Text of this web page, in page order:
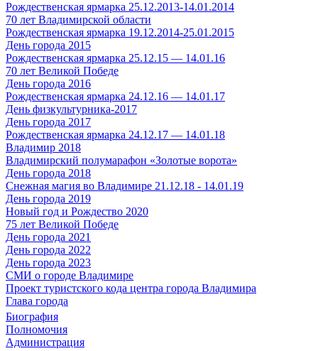
Рождественская ярмарка 25.12.2013-14.01.2014
70 лет Владимирской области
Рождественская ярмарка 19.12.2014-25.01.2015
День города 2015
Рождественская ярмарка 25.12.15 — 14.01.16
70 лет Великой Победе
День города 2016
Рождественская ярмарка 24.12.16 — 14.01.17
День физкультурника-2017
День города 2017
Рождественская ярмарка 24.12.17 — 14.01.18
Владимир 2018
Владимирский полумарафон «Золотые ворота»
День города 2018
Снежная магия во Владимире 21.12.18 - 14.01.19
День города 2019
Новый год и Рождество 2020
75 лет Великой Победе
День города 2021
День города 2022
День города 2023
СМИ о городе Владимире
Проект туристского кода центра города Владимира
Глава города
Биография
Полномочия
Администрация